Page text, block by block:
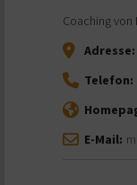
Coaching von
Adresse:
Telefon:
E-Mail: